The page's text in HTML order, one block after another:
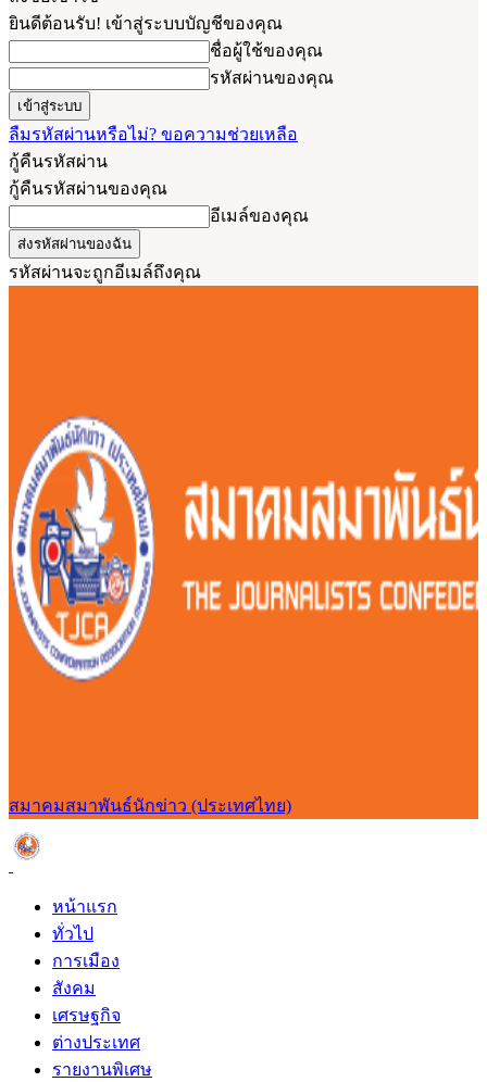
ยินดีต้อนรับ! เข้าสู่ระบบบัญชีของคุณ
ชื่อผู้ใช้ของคุณ
รหัสผ่านของคุณ
ลืมรหัสผ่านหรือไม่? ขอความช่วยเหลือ
กู้คืนรหัสผ่าน
กู้คืนรหัสผ่านของคุณ
อีเมล์ของคุณ
รหัสผ่านจะถูกอีเมล์ถึงคุณ
สมาคมสมาพันธ์นักข่าว (ประเทศไทย)
หน้าแรก
ทั่วไป
การเมือง
สังคม
เศรษฐกิจ
ต่างประเทศ
รายงานพิเศษ